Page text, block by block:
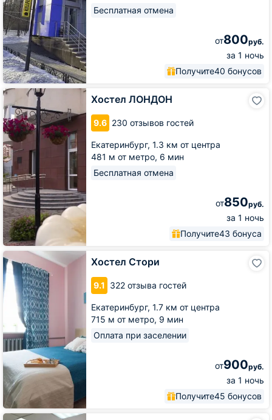
Бесплатная отмена
от800руб.
за 1 ночь
Получите40 бонусов
Хостел ЛОНДОН
9.6 230 отзывов гостей
Екатеринбург, 1.3 км от центра
481 м от метро, 6 мин
Бесплатная отмена
от850руб.
за 1 ночь
Получите43 бонуса
Хостел
ЛОНДОН
Хостел Стори
9.1 322 отзыва гостей
Екатеринбург, 1.7 км от центра
715 м от метро, 9 мин
Оплата при заселении
от900руб.
за 1 ночь
Получите45 бонусов
Хостел
Стори
Хостел